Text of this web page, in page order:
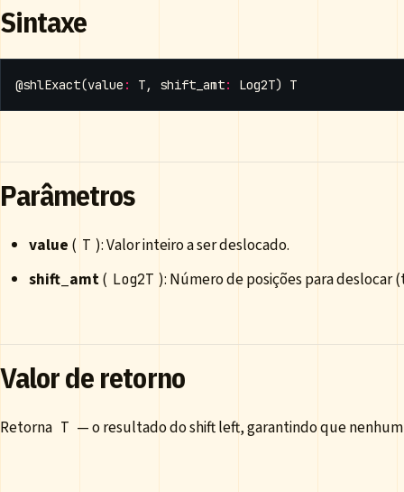
Sintaxe
@shlExact(value : T, shift_amt: Log2T) T
Parâmetros
value ( T ): Valor inteiro a ser deslocado.
shift_amt( Log2T ): Número de posições para deslocar
Valor de retorno
Retorna T — o resultado do shift left, garantindo que